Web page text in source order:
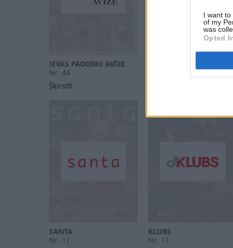
I want
of my
was
Opted
IEVAS PADOMU AVĪZE
Nr. 44
Šķirstīt
SANTA
Nr. 11
KLUBS
Nr. 11